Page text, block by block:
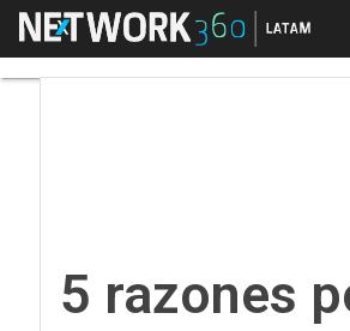
Menú
5 razones